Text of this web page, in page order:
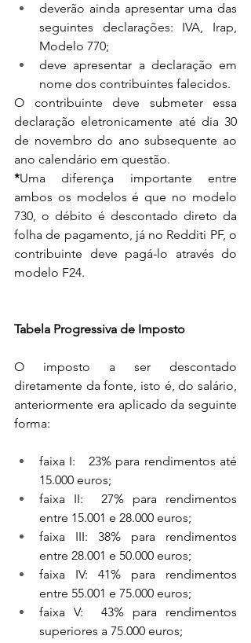
deverão ainda apresentar uma das
seguintes declarações: IVA, Irap,
Modelo 770;
deve apresentar a declaração em
nome dos contribuintes falecidos.
O contribuinte deve submeter essa
declaração eletronicamente até dia 30
de novembro do ano subsequente ao
ano calendário em questão.
*Uma diferença importante entre
ambos os modelos é que no modelo
730, o débito é descontado direto da
folha de pagamento, já no Redditi PF, o
contribuinte deve pagá-lo através do
modelo F24.
Tabela Progressiva de Imposto
O imposto a ser descontado
diretamente da fonte, isto é, do salário,
anteriormente era aplicado da seguinte
forma:
faixa I:   23% para rendimentos até
15.000 euros;
faixa II:  27% para rendimentos
entre 15.001 e 28.000 euros;
faixa III: 38% para rendimentos
entre 28.001 e 50.000 euros;
faixa IV: 41% para rendimentos
entre 55.001 e 75.000 euros;
faixa V:  43% para rendimentos
superiores a 75.000 euros;